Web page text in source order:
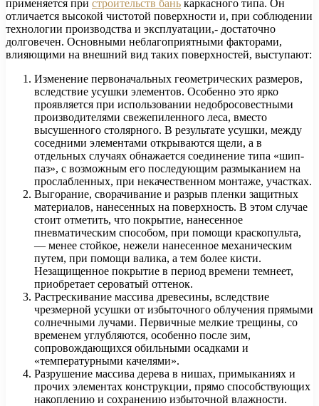
применяется при строительств бань каркасного типа. Он
отличается высокой чистотой поверхности и, при соблюдении
технологии производства и эксплуатации,- достаточно
долговечен. Основными неблагоприятными факторами,
влияющими на внешний вид таких поверхностей, выступают:
Изменение первоначальных геометрических размеров,
вследствие усушки элементов. Особенно это ярко
проявляется при использовании недобросовестными
производителями свежепиленного леса, вместо
высушенного столярного. В результате усушки, между
соседними элементами открываются щели, а в
отдельных случаях обнажается соединение типа «шип-
паз», с возможным его последующим размыканием на
прослабленных, при некачественном монтаже, участках.
Выгорание, сворачивание и разрыв пленки защитных
материалов, нанесенных на поверхность. В этом случае
стоит отметить, что покрытие, нанесенное
пневматическим способом, при помощи краскопульта,
— менее стойкое, нежели нанесенное механическим
путем, при помощи валика, а тем более кисти.
Незащищенное покрытие в период времени темнеет,
приобретает сероватый оттенок.
Растрескивание массива древесины, вследствие
чрезмерной усушки от избыточного облучения прямыми
солнечными лучами. Первичные мелкие трещины, со
временем углубляются, особенно после зим,
сопровождающихся обильными осадками и
«температурными качелями».
Разрушение массива дерева в нишах, примыканиях и
прочих элементах конструкции, прямо способствующих
накоплению и сохранению избыточной влажности.